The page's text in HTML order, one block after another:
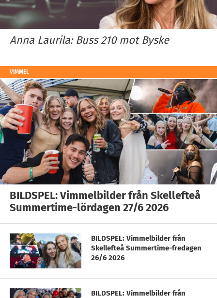
Anna Laurila: Buss 210 mot Byske
VIMMEL
BILDSPEL: Vimmelbilder från Skellefteå
Summertime-lördagen 27/6 2026
BILDSPEL: Vimmelbilder från
Skellefteå Summertime-fredagen
26/6 2026
BILDSPEL: Vimmelbilder från